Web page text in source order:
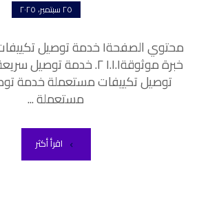
٢٥ سبتمبر، ٢٠٢٥
توصيل تكييفات مستعملة خدمة
مستعملة ...
اقرأ أكثر